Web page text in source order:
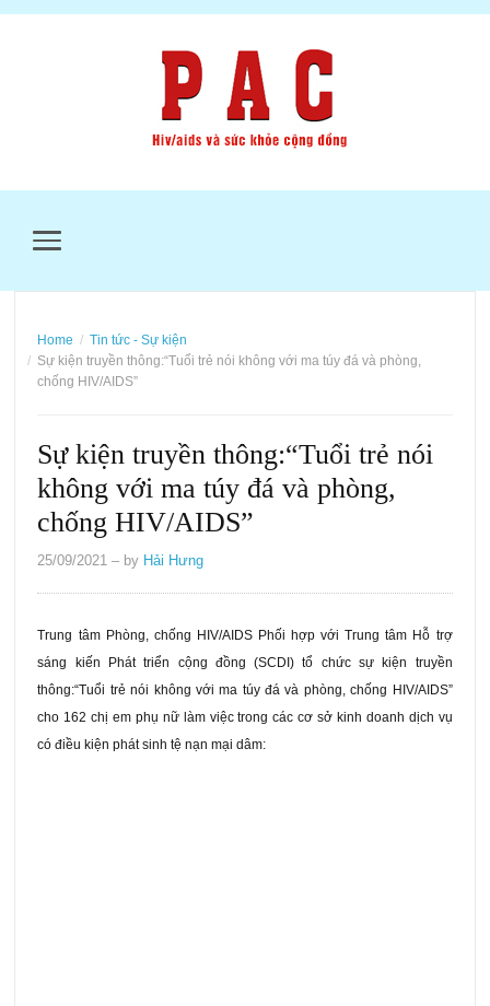
MENU
Home
Tin tức - Sự kiện
Sự kiện truyền thông:“Tuổi trẻ nói không với ma túy đá và phòng,
chống HIV/AIDS”
Sự kiện truyền thông:“Tuổi trẻ nói
không với ma túy đá và phòng,
chống HIV/AIDS”
25/09/2021 – by Hải Hưng
Trung tâm Phòng, chống HIV/AIDS Phối hợp với Trung tâm Hỗ trợ
sáng kiến Phát triển cộng đồng (SCDI) tổ chức sự kiện truyền
thông:“Tuổi trẻ nói không với ma túy đá và phòng, chống HIV/AIDS”
cho 162 chị em phụ nữ làm việc trong các cơ sở kinh doanh dịch vụ
có điều kiện phát sinh tệ nạn mại dâm: